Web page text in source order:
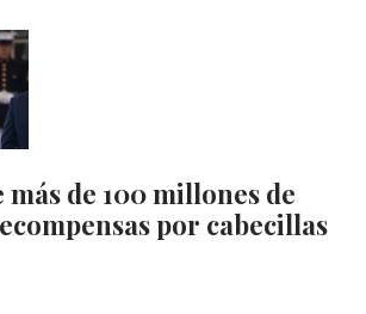
más de 100 millones de
por cabecillas